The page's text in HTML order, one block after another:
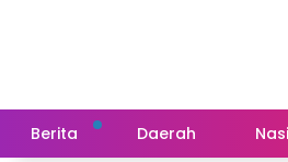
Berita Daerah